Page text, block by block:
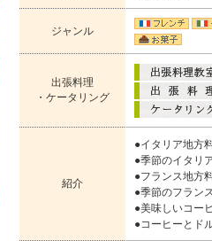
ジャンル
出張料理
・ケータリング
紹介
●イタリア地方
●季節のイタリ
●フランス地方
●季節のフラン
●美味しいコー
●コーヒーとド